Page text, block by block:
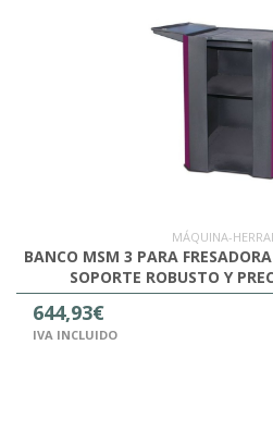
MÁQUINA-
BANCO MSM 3 PARA
SOPORTE ROBUSTO Y
644,93€
IVA INCLUIDO